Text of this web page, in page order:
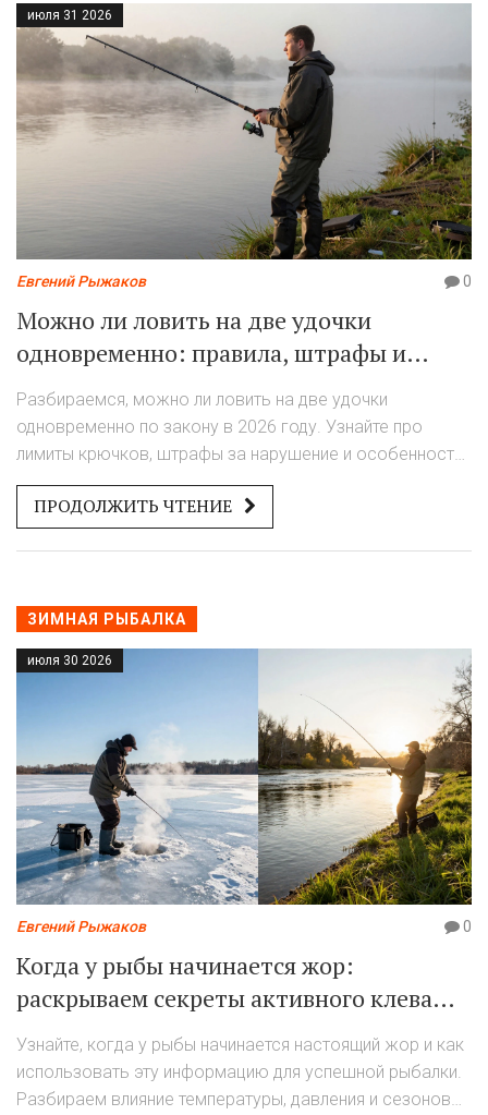
июля 31 2026
Евгений Рыжаков 0
Можно ли ловить на две удочки
одновременно: правила, штрафы и
нюансы для 2026 года
Разбираемся, можно ли ловить на две удочки
одновременно по закону в 2026 году. Узнайте про
лимиты крючков, штрафы за нарушение и особенности
зимней рыбалки.
ПРОДОЛЖИТЬ ЧТЕНИЕ
ЗИМНАЯ РЫБАЛКА
июля 30 2026
Евгений Рыжаков 0
Когда у рыбы начинается жор:
раскрываем секреты активного клева
зимой и летом
Узнайте, когда у рыбы начинается настоящий жор и как
использовать эту информацию для успешной рыбалки.
Разбираем влияние температуры, давления и сезонов